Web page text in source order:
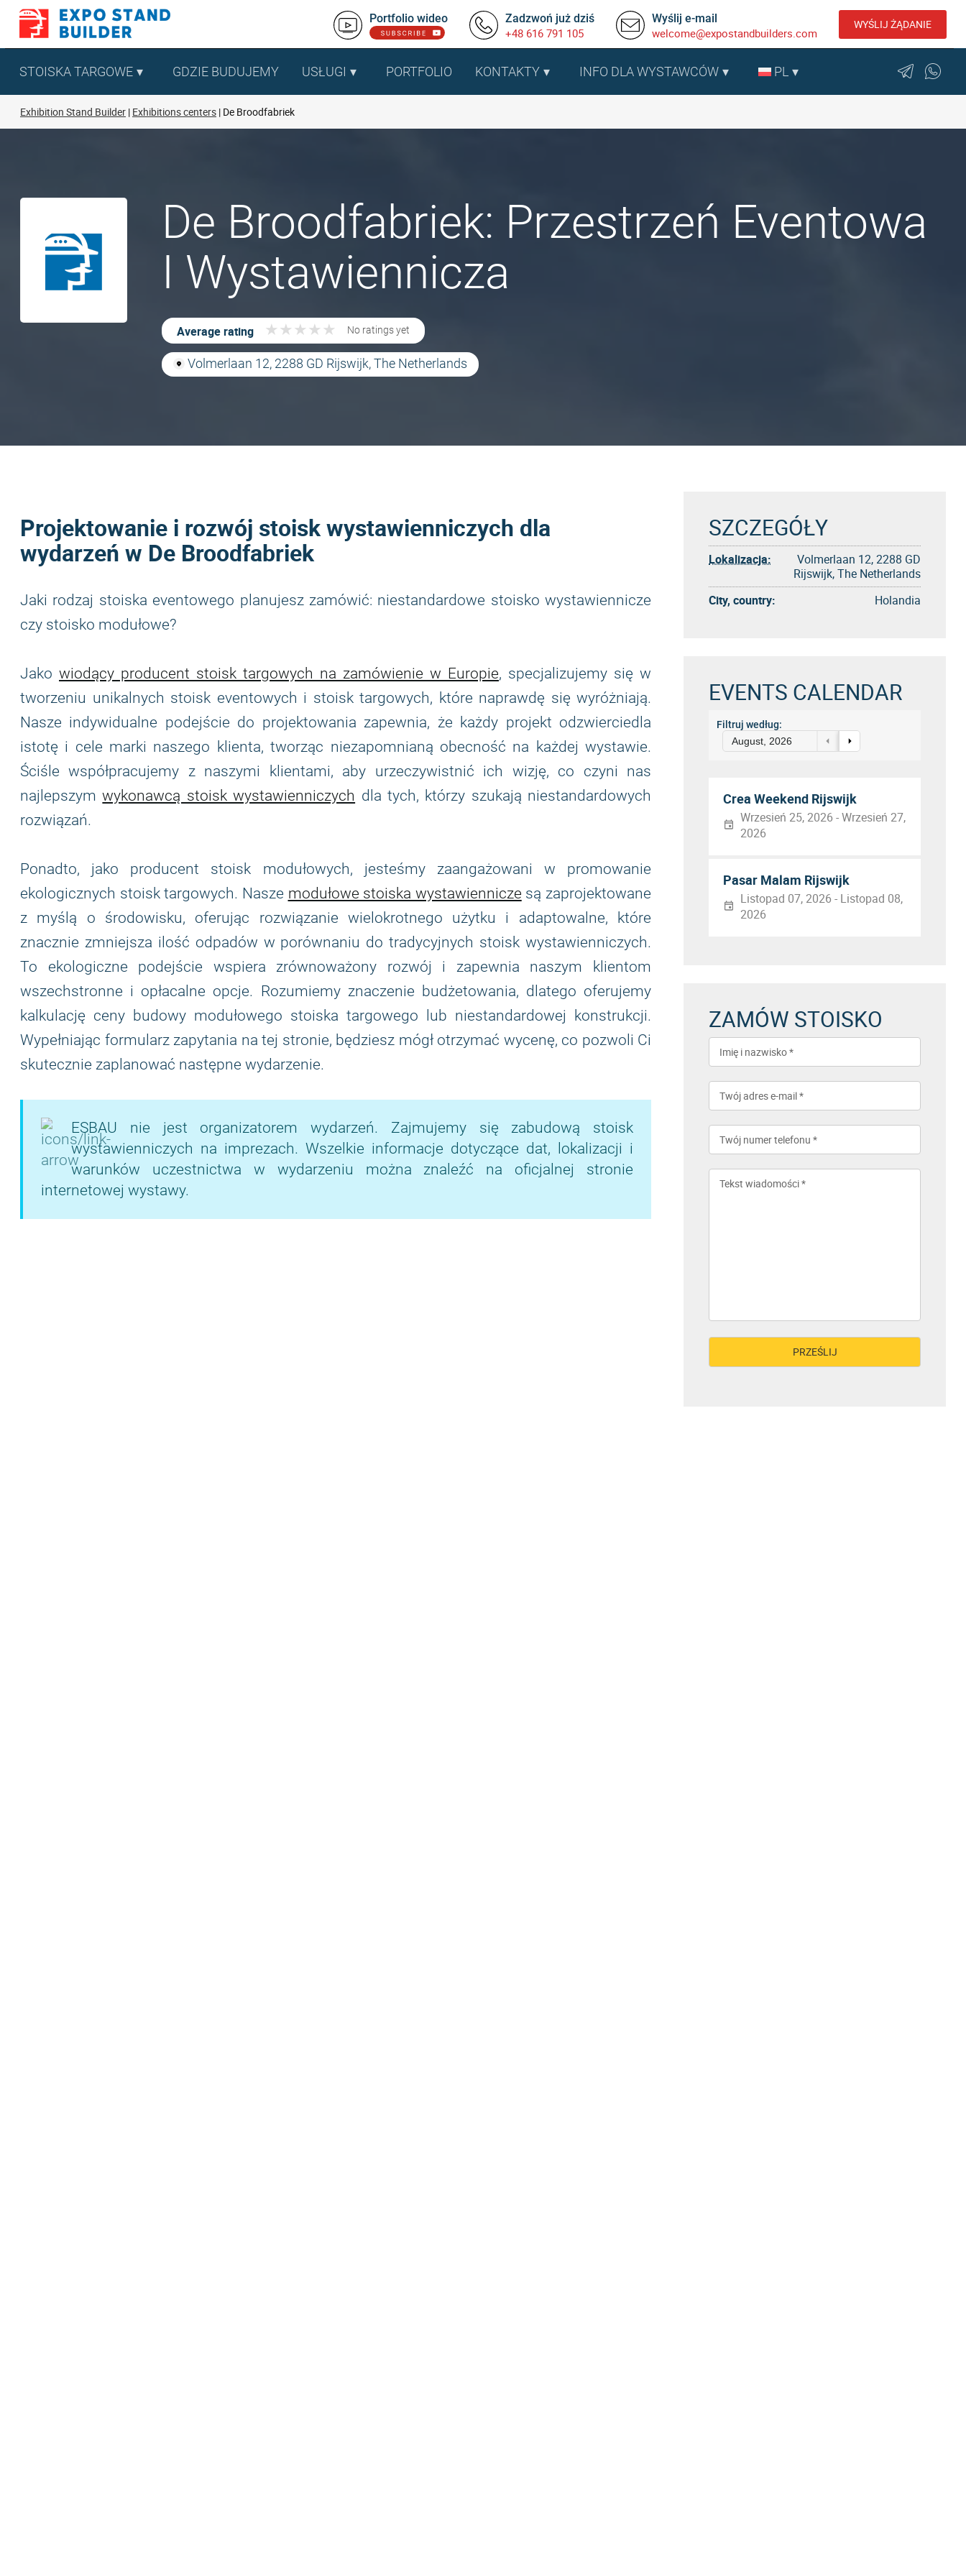
Skip
content
Portfolio wideo Zadzwoń już dziś
+48 616 791 105
Wyślij e-mail
welcome@expostandbuilders.com
WYŚLIJ ŻĄDANIE
STOISKA TARGOWE GDZIE BUDUJEMY USŁUGI PORTFOLIO KONTAKTY INFO DLA WYSTAWCÓW PL
Exhibition Stand Builder Exhibitions centers De Broodfabriek
De Broodfabriek: Przestrzeń Eventowa
I Wystawiennicza
Average rating ★ ★ ★ ★ ★
★ ★ ★ ★ ★ No ratings yet
Volmerlaan 12, 2288 GD Rijswijk, The Netherlands
Projektowanie i rozwój stoisk wystawienniczych dla
wydarzeń w De Broodfabriek
Jaki rodzaj stoiska eventowego planujesz zamówić: niestandardowe stoisko wystawiennicze
czy stoisko modułowe?
Jako wiodący producent stoisk targowych na zamówienie w Europie, specjalizujemy się w
tworzeniu unikalnych stoisk eventowych i stoisk targowych, które naprawdę się wyróżniają.
Nasze indywidualne podejście do projektowania zapewnia, że każdy projekt odzwierciedla
istotę i cele marki naszego klienta, tworząc niezapomnianą obecność na każdej wystawie.
Ściśle współpracujemy z naszymi klientami, aby urzeczywistnić ich wizję, co czyni nas
najlepszymwykonawcą stoisk wystawienniczych dla tych, którzy szukają niestandardowych
rozwiązań.
Ponadto, jako producent stoisk modułowych, jesteśmy zaangażowani w promowanie
ekologicznych stoisk targowych. Nasze modułowe stoiska wystawiennicze są zaprojektowane
z myślą o środowisku, oferując rozwiązanie wielokrotnego użytku i adaptowalne, które
znacznie zmniejsza ilość odpadów w porównaniu do tradycyjnych stoisk wystawienniczych.
To ekologiczne podejście wspiera zrównoważony rozwój i zapewnia naszym klientom
wszechstronne i opłacalne opcje. Rozumiemy znaczenie budżetowania, dlatego oferujemy
kalkulację ceny budowy modułowego stoiska targowego lub niestandardowej konstrukcji.
Wypełniając formularz zapytania na tej stronie, będziesz mógł otrzymać wycenę, co pozwoli Ci
skutecznie zaplanować następne wydarzenie.
ESBAU nie jest organizatorem wydarzeń. Zajmujemy się zabudową stoisk
wystawienniczych na imprezach. Wszelkie informacje dotyczące dat, lokalizacji i
warunków uczestnictwa w wydarzeniu można znaleźć na oficjalnej stronie
internetowej wystawy.
SZCZEGÓŁY
Lokalizacja:
Volmerlaan 12, 2288 GD
Rijswijk, The Netherlands
City, country:
Holandia
EVENTS CALENDAR
Filtruj według:
August, 2026
Crea Weekend Rijswijk
Wrzesień 25, 2026 - Wrzesień 27,
2026
Pasar Malam Rijswijk
Listopad 07, 2026 - Listopad 08,
2026
ZAMÓW STOISKO